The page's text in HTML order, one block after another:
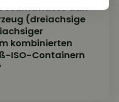
darf
(dreiachsige
kombinierten
ISO-Containern